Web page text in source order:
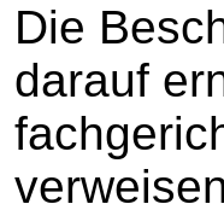
Die
darauf